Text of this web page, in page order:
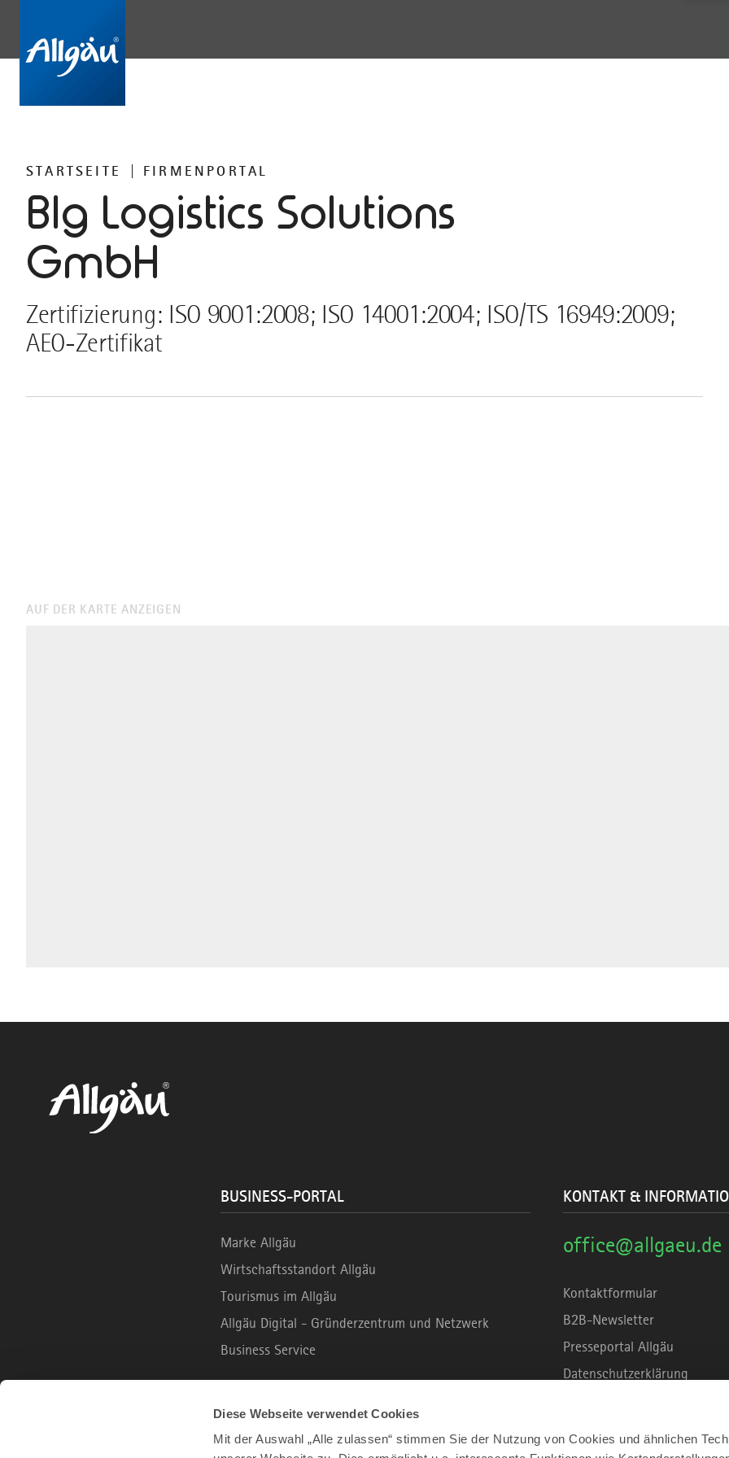
Diese Webseite verwendet Cookies
Mit der Auswahl „Alle zulassen“ stimmen Sie der Nutzung von Cookies und ähnlichen
STARTSEITE FIRMENPORTAL
Blg Logistics Solutions
GmbH
Zertifizierung: ISO 9001:2008; ISO 14001:2004; ISO/TS 16949:2009;
AEO-Zertifikat
AUF DER KARTE ANZEIGEN
BUSINESS-PORTAL
Marke Allgäu
Wirtschaftsstandort Allgäu
Tourismus im Allgäu
Allgäu Digital - Gründerzentrum und Netzwerk
Business Service
B2C PORTAL
KONTAKT &
office@allgaeu.de
Kontaktformular
B2B-Newsletter
Presseportal Allgäu
Datenschutzerklärung
Unsere Haltung zu